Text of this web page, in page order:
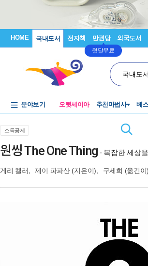
HOME 국내도서 전자책 만권당
첫달무료
외국도서
국내도
분야보기 오뒷세이아 추천마법사 베
소득공제
원씽 The One Thing - 복잡한 세상
게리 켈러 제이 파파산(지은이), 구세희 (옮긴